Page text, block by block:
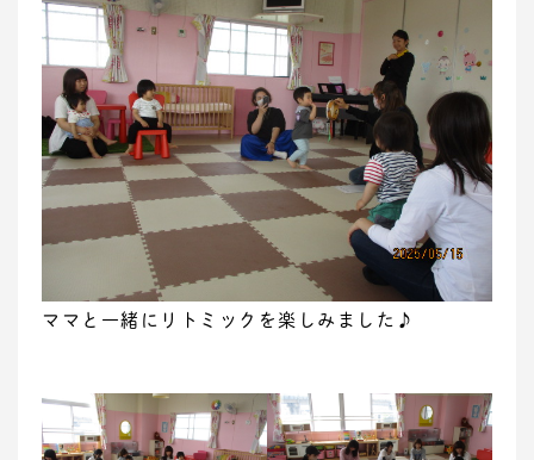
ママと一緒にリトミックを楽しみました♪